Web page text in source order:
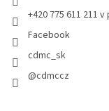
+420 775 611 211
Facebook
cdmc_sk
@cdmccz